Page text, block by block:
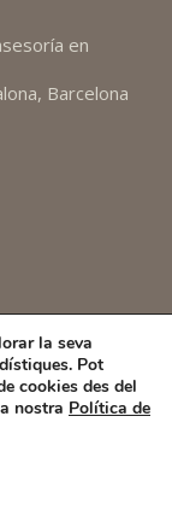
en
Barcelona
la seva
Pot
cookies des del
nostra Política de